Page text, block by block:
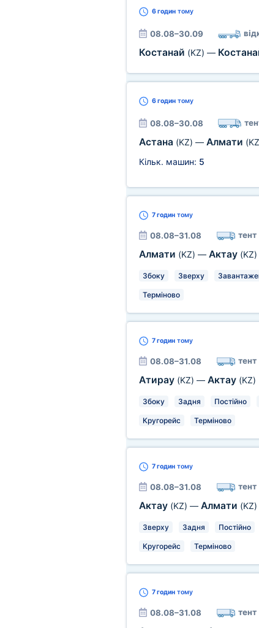
6 годинтому
08.08–30.09
Костанай (KZ) —
6 годинтому
08.08–30.08
Астана (KZ) — Алмати
Кільк. машин: 5
7 годинтому
08.08–31.08 тент
Алмати (KZ) — Актау (KZ)
Збоку Зверху
Терміново
7 годинтому
08.08–31.08 тент
Атирау (KZ) — Актау (KZ)
Збоку Задня Постійно
Кругорейс Терміново
7 годинтому
08.08–31.08 тент
Актау (KZ) — Алмати (KZ)
Зверху Задня Постійно
Кругорейс Терміново
7 годинтому
08.08–31.08 тент